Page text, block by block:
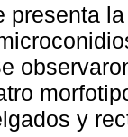
presenta
y